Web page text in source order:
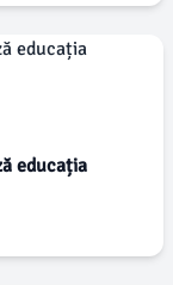
educația